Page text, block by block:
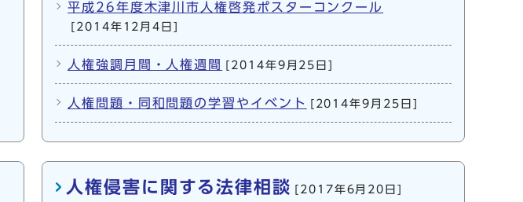
平成26年度木津川市人権啓発ポスターコンクール
[2014年12月4日]
人権強調月間・人権週間 [2014年9月25日]
人権問題・同和問題の学習やイベント [2014年9月25日]
人権侵害に関する法律相談 [2017年6月20日]